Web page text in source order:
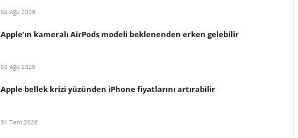
04 Ağu 2026
Apple’ın kameralı AirPods modeli beklenenden erken gelebilir
03 Ağu 2026
Apple bellek krizi yüzünden iPhone fiyatlarını artırabilir
31 Tem 2026